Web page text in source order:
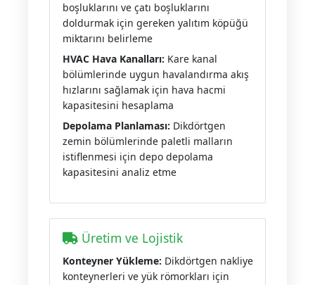
boşluklarını ve çatı boşluklarını
doldurmak için gereken yalıtım köpüğü
miktarını belirleme
HVAC Hava Kanalları: Kare kanal
bölümlerinde uygun havalandırma akış
hızlarını sağlamak için hava hacmi
kapasitesini hesaplama
Depolama Planlaması: Dikdörtgen
zemin bölümlerinde paletli malların
istiflenmesi için depo depolama
kapasitesini analiz etme
Üretim ve Lojistik
Konteyner Yükleme: Dikdörtgen nakliye
konteynerleri ve yük römorkları için